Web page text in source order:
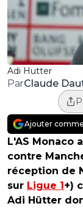
Adi Hutter
ParClaude
Ajouter
L'AS Monaco
contre
réception de
sur Ligue 1 +)
Adi Hütter